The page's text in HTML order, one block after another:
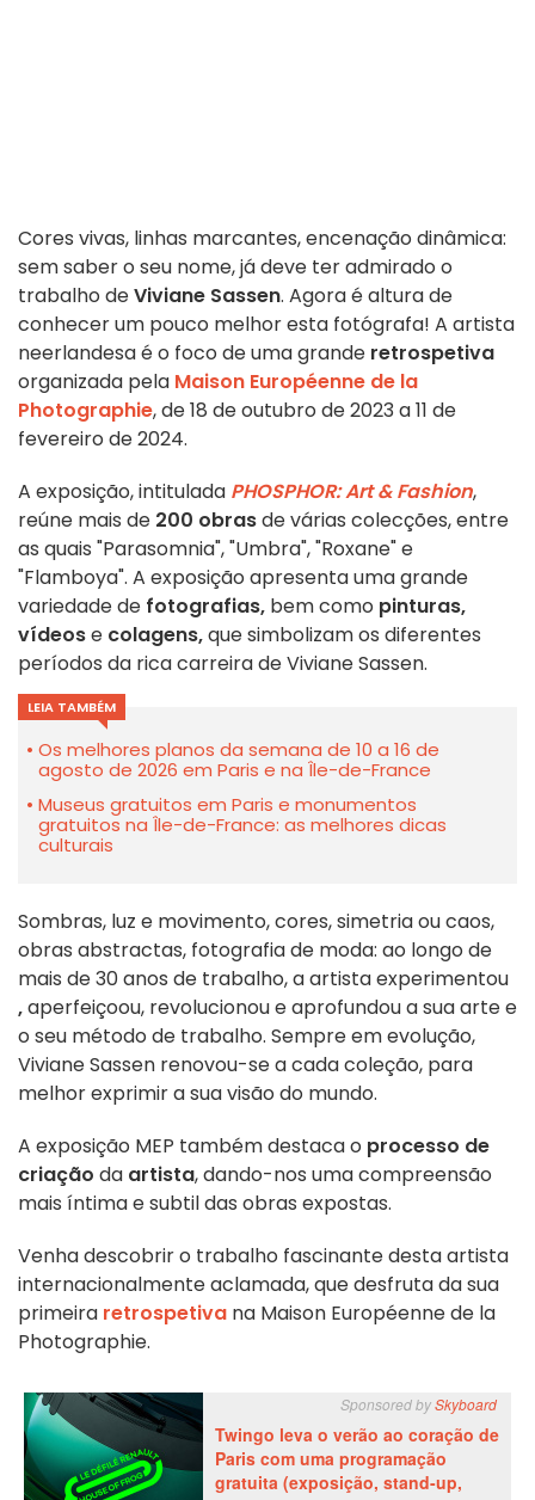
Cores vivas, linhas marcantes, encenação dinâmica:
sem saber o seu nome, já deve ter admirado o
trabalho deViviane Sassen. Agora é altura de
conhecer um pouco melhor esta fotógrafa! A artista
neerlandesa é o foco de uma grande retrospetiva
organizada pela Maison Européenne de la
Photographie, de 18 de outubro de 2023 a 11 de
fevereiro de 2024.
A exposição, intitulada PHOSPHOR: Art & Fashion,
reúne mais de 200 obrasde várias colecções, entre
as quais "Parasomnia", "Umbra", "Roxane" e
"Flamboya". A exposição apresenta uma grande
variedade de fotografias, bem como pinturas,
vídeose colagens,que simbolizam os diferentes
períodos da rica carreira de Viviane Sassen.
LEIA TAMBÉM
Os melhores planos da semana de 10 a 16 de
agosto de 2026 em Paris e na Île-de-France
Museus gratuitos em Paris e monumentos
gratuitos na Île-de-France: as melhores dicas
culturais
Sombras, luz e movimento, cores, simetria ou caos,
obras abstractas, fotografia de moda: ao longo de
mais de 30 anos de trabalho, a artista experimentou
,aperfeiçoou, revolucionou e aprofundou a sua arte e
o seu método de trabalho. Sempre em evolução,
Viviane Sassen renovou-se a cada coleção, para
melhor exprimir a sua visão do mundo.
A exposição MEP também destaca o processo de
criação da artista, dando-nos uma compreensão
mais íntima e subtil das obras expostas.
Venha descobrir o trabalho fascinante desta artista
internacionalmente aclamada, que desfruta da sua
primeira retrospetiva na Maison Européenne de la
Photographie.